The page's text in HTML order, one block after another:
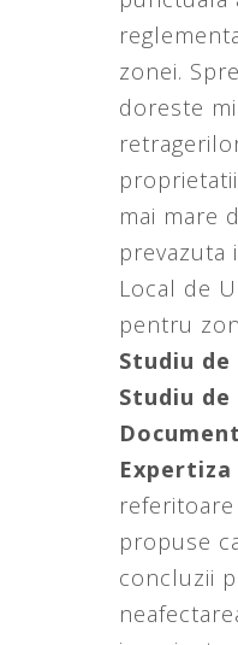
zonei.
doreste
mai mare
prevazuta
Local de
pentru
Studiu
Studiu
propuse
concluzii